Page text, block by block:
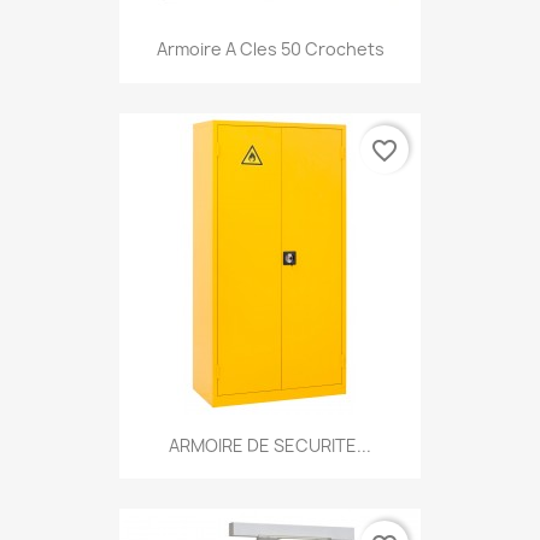
Armoire A Cles 50 Crochets
ARMOIRE DE SECURITE...
favorite_border